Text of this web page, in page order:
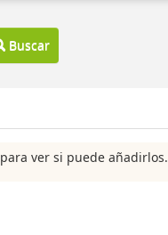
Buscar
para ver si puede añadirlos.